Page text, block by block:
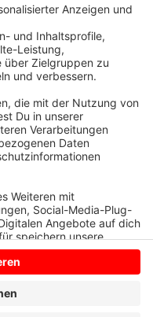
für die Bürger
die Bocholter